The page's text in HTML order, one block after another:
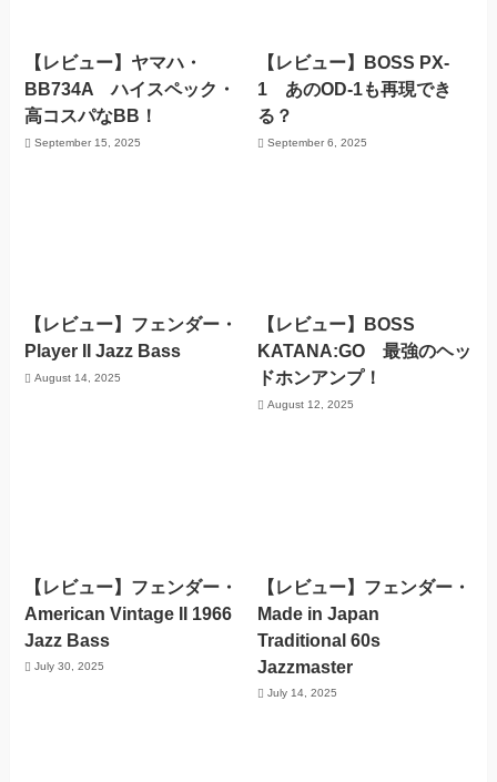
【レビュー】ヤマハ・
BB734A ハイスペック・
高コスパなBB！
September 15, 2025
【レビュー】BOSS PX-
1 あのOD-1も再現でき
る？
September 6, 2025
【レビュー】フェンダー・
Player II Jazz Bass
August 14, 2025
【レビュー】BOSS
KATANA:GO 最強のヘッ
ドホンアンプ！
August 12, 2025
【レビュー】フェンダー・
American Vintage II 1966
Jazz Bass
July 30, 2025
【レビュー】フェンダー・
Made in Japan
Traditional 60s
Jazzmaster
July 14, 2025